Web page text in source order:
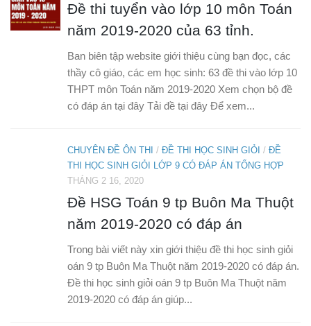
Đề thi tuyển vào lớp 10 môn Toán
năm 2019-2020 của 63 tỉnh.
Ban biên tập website giới thiệu cùng bạn đọc, các
thầy cô giáo, các em học sinh: 63 đề thi vào lớp 10
THPT môn Toán năm 2019-2020 Xem chọn bộ đề
có đáp án tại đây Tải đề tại đây Để xem...
CHUYÊN ĐỀ ÔN THI / ĐỀ THI HỌC SINH GIỎI / ĐỀ
THI HỌC SINH GIỎI LỚP 9 CÓ ĐÁP ÁN TỔNG HỢP
THÁNG 2 16, 2020
Đề HSG Toán 9 tp Buôn Ma Thuột
năm 2019-2020 có đáp án
Trong bài viết này xin giới thiệu đề thi học sinh giỏi
oán 9 tp Buôn Ma Thuột năm 2019-2020 có đáp án.
Đề thi học sinh giỏi oán 9 tp Buôn Ma Thuột năm
2019-2020 có đáp án giúp...